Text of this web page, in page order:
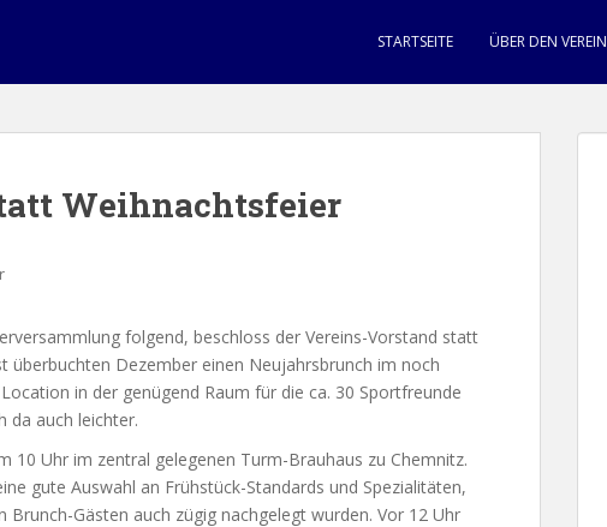
STARTSEITE ÜBER DEN VEREIN
Weihnachtsfeier
folgend, beschloss der Vereins-Vorstand statt
überbuchten Dezember einen Neujahrsbrunch im noch
in der genügend Raum für die ca. 30 Sportfreunde
da auch leichter.
10 Uhr im zentral gelegenen Turm-Brauhaus zu Chemnitz.
gute Auswahl an Frühstück-Standards und Spezialitäten,
Gästen auch zügig nachgelegt wurden. Vor 12 Uhr